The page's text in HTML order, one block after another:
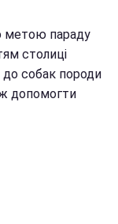
метою параду
столиці
собак породи
допомогти